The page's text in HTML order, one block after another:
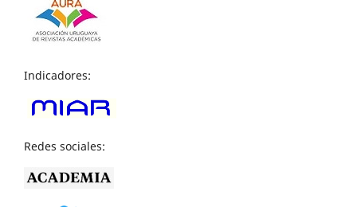
Indicadores:
Redes sociales: